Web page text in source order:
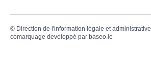
© Direction de l'information légale et administrative
comarquage developpé par baseo.io